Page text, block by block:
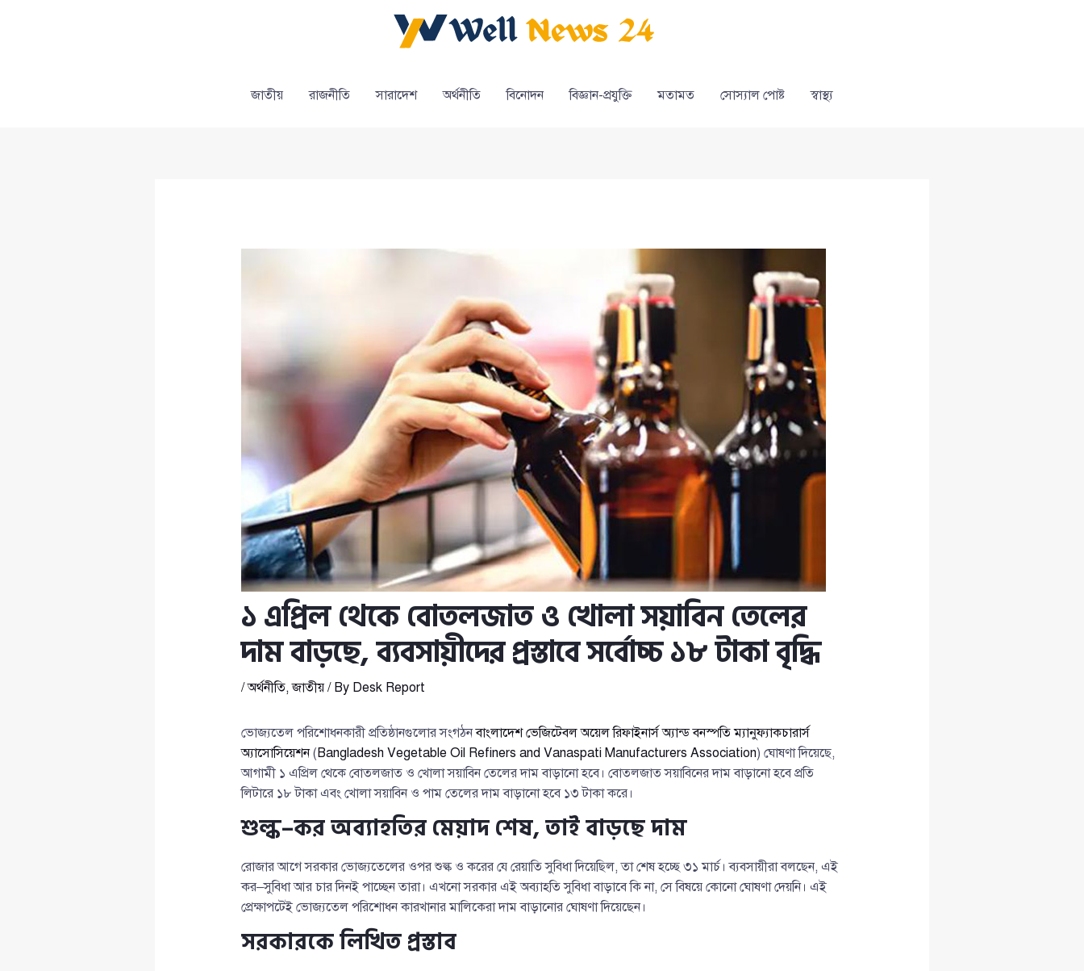
জাতীয় রাজনীতি সারাদেশ অর্থনীতি বিনোদন বিজ্ঞান-প্রযুক্তি মতামত সোস্যাল পোষ্ট স্বাস্থ্য
১ এপ্রিল থেকে বোতলজাত ও খোলা সয়াবিন তেলের
দাম বাড়ছে, ব্যবসায়ীদের প্রস্তাবে সর্বোচ্চ ১৮ টাকা বৃদ্ধি
/অর্থনীতি,জাতীয়/ By Desk Report
ভোজ্যতেল পরিশোধনকারী প্রতিষ্ঠানগুলোর সংগঠনবাংলাদেশ ভেজিটেবল অয়েল রিফাইনার্স অ্যান্ড বনস্পতি ম্যানুফ্যাকচারার্স
অ্যাসোসিয়েশন(Bangladesh Vegetable Oil Refiners and Vanaspati Manufacturers Association) ঘোষণা দিয়েছে,
আগামী ১ এপ্রিল থেকে বোতলজাত ও খোলা সয়াবিন তেলের দাম বাড়ানো হবে। বোতলজাত সয়াবিনের দাম বাড়ানো হবে প্রতি
লিটারে ১৮ টাকা এবং খোলা সয়াবিন ও পাম তেলের দাম বাড়ানো হবে ১৩ টাকা করে।
শুল্ক–কর অব্যাহতির মেয়াদ শেষ, তাই বাড়ছে দাম
রোজার আগে সরকার ভোজ্যতেলের ওপর শুল্ক ও করের যে রেয়াতি সুবিধা দিয়েছিল, তা শেষ হচ্ছে ৩১ মার্চ। ব্যবসায়ীরা বলছেন, এই
কর–সুবিধা আর চার দিনই পাচ্ছেন তারা। এখনো সরকার এই অব্যাহতি সুবিধা বাড়াবে কি না, সে বিষয়ে কোনো ঘোষণা দেয়নি। এই
প্রেক্ষাপটেই ভোজ্যতেল পরিশোধন কারখানার মালিকেরা দাম বাড়ানোর ঘোষণা দিয়েছেন।
সরকারকে লিখিত প্রস্তাব